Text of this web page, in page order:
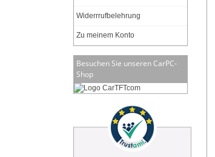
Widerrrufbelehrung
Zu meinem Konto
Besuchen Sie unseren CarPC-
Shop